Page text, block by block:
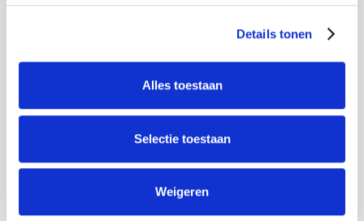
Details tonen
Alles toestaan
Selectie toestaan
Weigeren
Neem telefonisch contact met ons op of loop binnen
bij één van onze vestigingen en kom er achter
Klik hier voor de openingstijden en contactgegevens.